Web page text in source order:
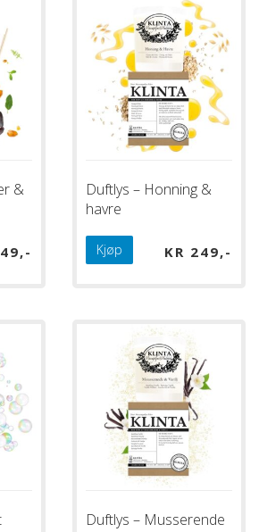
&
Duftlys – Honning &
havre
KR 249
Kjøp
Duftlys – Musserende